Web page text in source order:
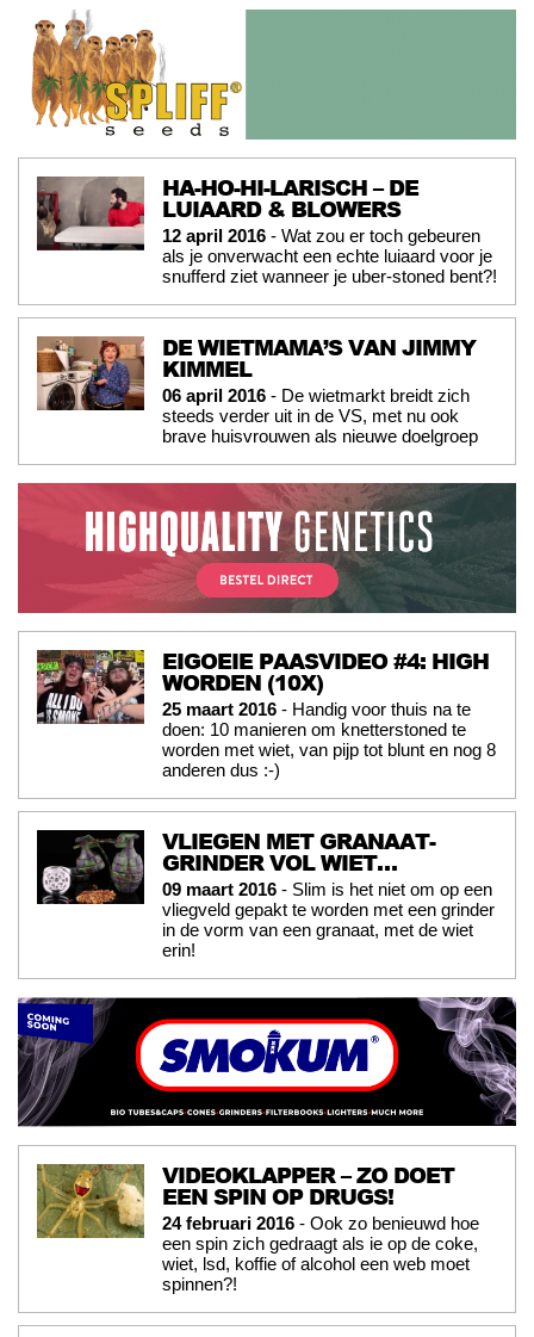
HA-HO-HI-LARISCH – DE
LUIAARD & BLOWERS
12 april 2016 - Wat zou er toch gebeuren
als je onverwacht een echte luiaard voor je
snufferd ziet wanneer je uber-stoned bent?!
DE WIETMAMA’S VAN JIMMY
KIMMEL
06 april 2016 - De wietmarkt breidt zich
steeds verder uit in de VS, met nu ook
brave huisvrouwen als nieuwe doelgroep
EIGOEIE PAASVIDEO #4: HIGH
WORDEN (10X)
25 maart 2016 - Handig voor thuis na te
doen: 10 manieren om knetterstoned te
worden met wiet, van pijp tot blunt en nog 8
anderen dus :-)
VLIEGEN MET GRANAAT-
GRINDER VOL WIET…
09 maart 2016 - Slim is het niet om op een
vliegveld gepakt te worden met een grinder
in de vorm van een granaat, met de wiet
erin!
VIDEOKLAPPER – ZO DOET
EEN SPIN OP DRUGS!
24 februari 2016 - Ook zo benieuwd hoe
een spin zich gedraagt als ie op de coke,
wiet, lsd, koffie of alcohol een web moet
spinnen?!